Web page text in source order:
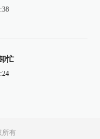
忙
所有